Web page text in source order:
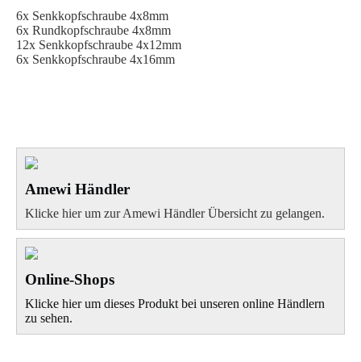
6x Senkkopfschraube 4x8mm
6x Rundkopfschraube 4x8mm
12x Senkkopfschraube 4x12mm
6x Senkkopfschraube 4x16mm
Amewi Händler
Klicke hier um zur Amewi Händler Übersicht zu gelangen.
Online-Shops
Klicke hier um dieses Produkt bei unseren online Händlern
zu sehen.